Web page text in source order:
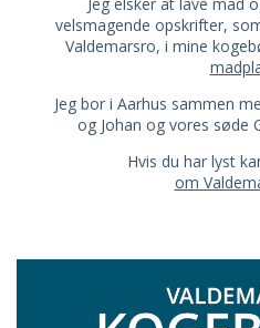
velsmagende opskrifter,
Valdemarsro, i mine
Jeg bor i Aarhus sammen
og Johan og vores søde
Hvis du har lyst
om